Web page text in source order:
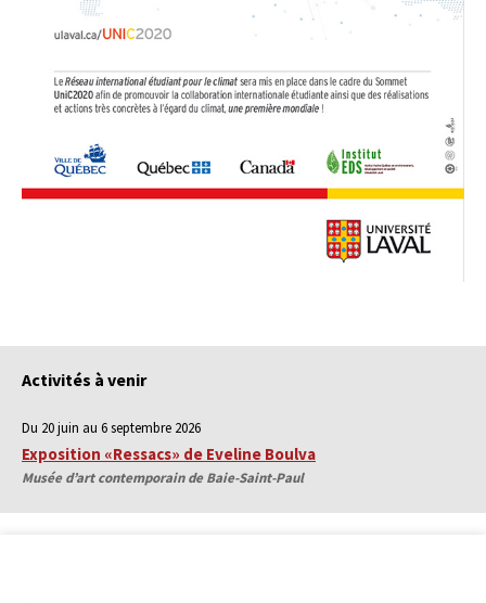
Activités à venir
Du 20 juin au 6 septembre 2026
Exposition «Ressacs» de Eveline Boulva
Musée d’art contemporain de Baie-Saint-Paul